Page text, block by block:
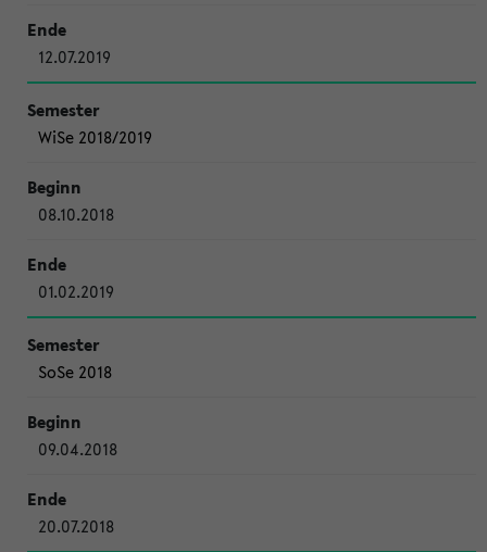
12.07.2019
WiSe 2018/2019
08.10.2018
01.02.2019
SoSe 2018
09.04.2018
20.07.2018